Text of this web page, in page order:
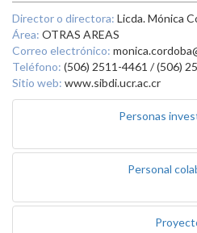
Director o directora: Licda. Mónica
Área: OTRAS AREAS
Correo electrónico:
Teléfono: (506) 2511-4461 / (506)
Sitio web: www.sibdi.ucr.ac.cr
Personas
Personal